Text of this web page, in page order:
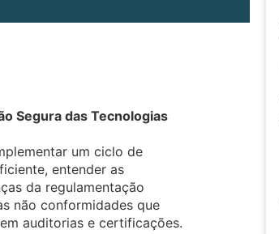
Segura das Tecnologias
um ciclo de
entender as
da regulamentação
não conformidades que
auditorias e certificações.